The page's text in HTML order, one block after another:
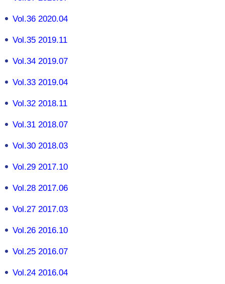
Vol.36 2020.04
Vol.35 2019.11
Vol.34 2019.07
Vol.33 2019.04
Vol.32 2018.11
Vol.31 2018.07
Vol.30 2018.03
Vol.29 2017.10
Vol.28 2017.06
Vol.27 2017.03
Vol.26 2016.10
Vol.25 2016.07
Vol.24 2016.04